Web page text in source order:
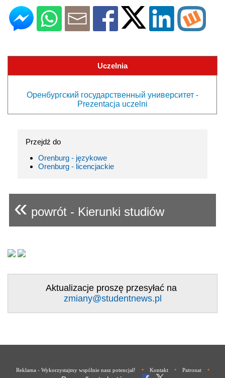
Uczelnia
Оренбургский государственный университет -
Prezentacja uczelni
Przejdź do
Orenburg - językowe
Orenburg - licencjackie
« powrót - Kierunki studiów
Aktualizacje proszę przesyłać na
zmiany@studentnews.pl
Reklama - Wykorzystajmy wspólnie nasz potencjał! • Kontakt • Patronat •